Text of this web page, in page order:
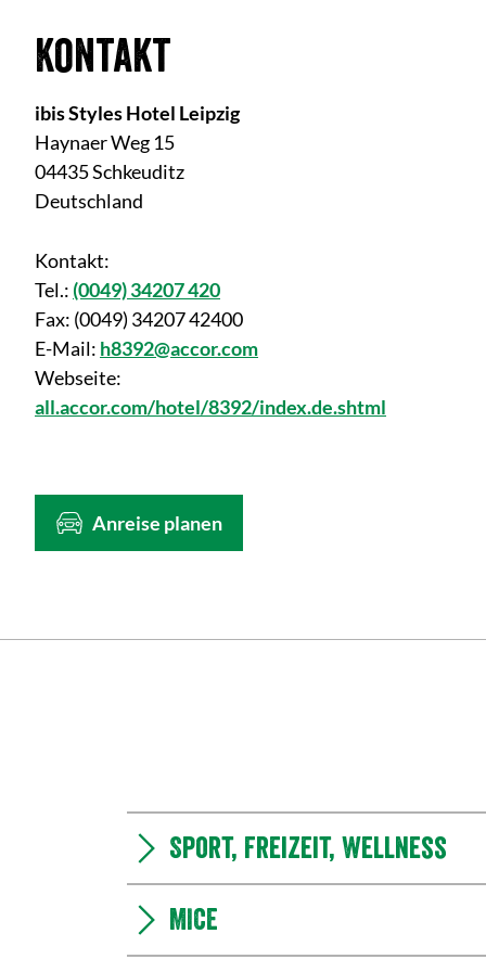
Kontakt
ibis Styles Hotel Leipzig
Haynaer Weg 15
04435 Schkeuditz
Deutschland
Kontakt:
Tel.: (0049) 34207 420
Fax: (0049) 34207 42400
E-Mail: h8392@accor.com
Webseite:
all.accor.com/hotel/8392/index.de.shtml
Anreise planen
Sport, Freizeit, Wellness
MICE